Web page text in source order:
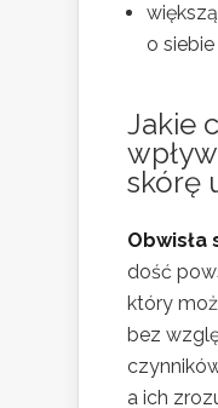
o siebie
Jakie
skórę
Obwisła
dość
który
bez
a ich